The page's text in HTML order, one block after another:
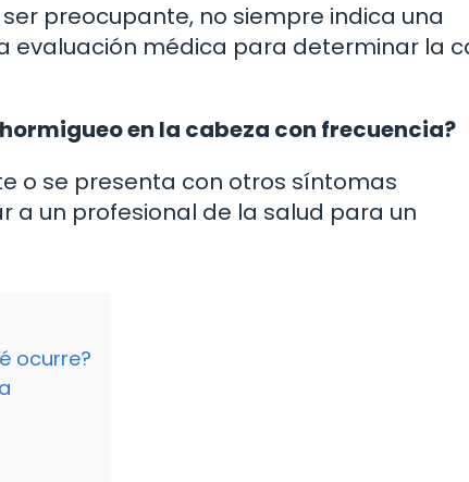
preocupante, no siempre indica una
evaluación médica para determinar la
en la cabeza con frecuencia?
o se presenta con otros síntomas
a un profesional de la salud para un
ocurre?